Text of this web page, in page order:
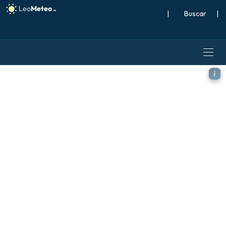
| |
ICON modelo -